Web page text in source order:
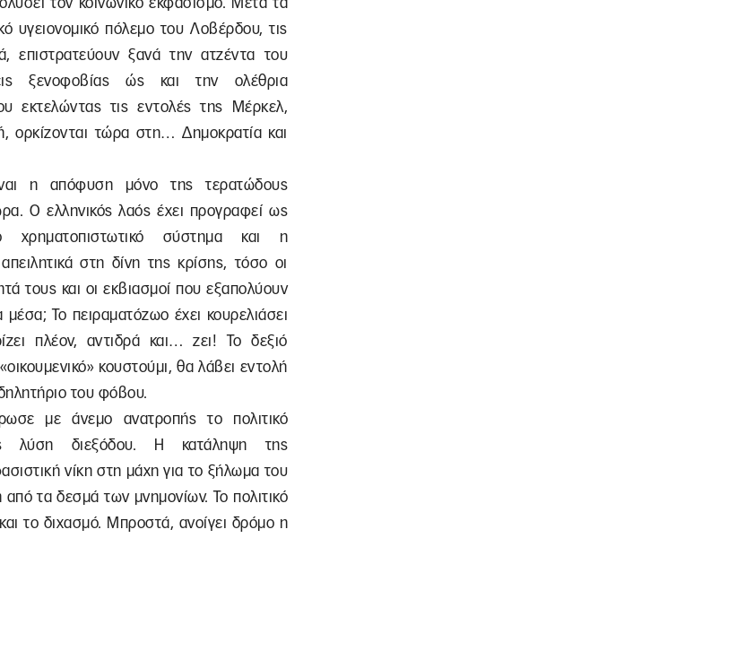
τον κοινωνικό εκφασισμό. Μετά τα
υγειονομικό πόλεμο του Λοβέρδου, τις
επιστρατεύουν ξανά την ατζέντα του
ξενοφοβίας ώς και την ολέθρια
εκτελώντας τις εντολές της Μέρκελ,
ορκίζονται τώρα στη… Δημοκρατία και
η απόφυση μόνο της τερατώδους
Ο ελληνικός λαός έχει προγραφεί ως
σύστημα και η
στη δίνη της κρίσης, τόσο οι
τους και οι εκβιασμοί που εξαπολύουν
Το πειραματόζωο έχει κουρελιάσει
πλέον, αντιδρά και… ζει! Το δεξιό
κουστούμι, θα λάβει εντολή
του φόβου.
με άνεμο ανατροπής το πολιτικό
λύση διεξόδου. Η κατάληψη της
νίκη στη μάχη για το ξήλωμα του
από τα δεσμά των μνημονίων. Το πολιτικό
το διχασμό. Μπροστά, ανοίγει δρόμο η